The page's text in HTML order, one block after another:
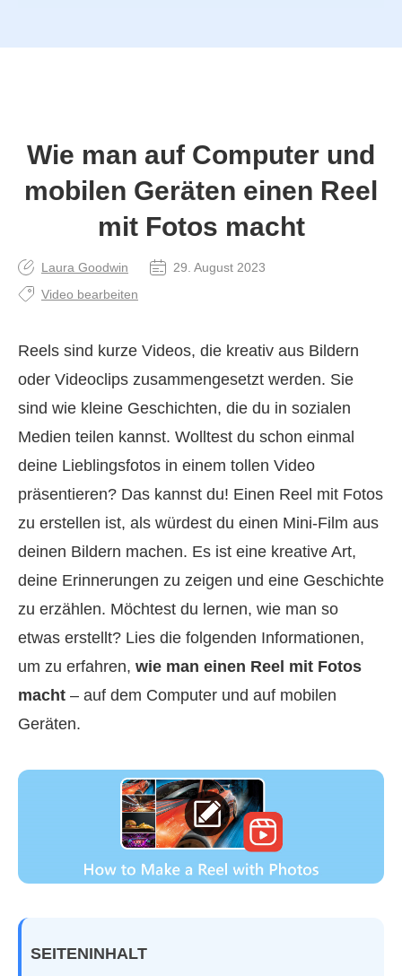
Wie man auf Computer und
mobilen Geräten einen Reel
mit Fotos macht
Laura Goodwin
29. August 2023
Video bearbeiten
Reels sind kurze Videos, die kreativ aus Bildern
oder Videoclips zusammengesetzt werden. Sie
sind wie kleine Geschichten, die du in sozialen
Medien teilen kannst. Wolltest du schon einmal
deine Lieblingsfotos in einem tollen Video
präsentieren? Das kannst du! Einen Reel mit Fotos
zu erstellen ist, als würdest du einen Mini‑Film aus
deinen Bildern machen. Es ist eine kreative Art,
deine Erinnerungen zu zeigen und eine Geschichte
zu erzählen. Möchtest du lernen, wie man so
etwas erstellt? Lies die folgenden Informationen,
um zu erfahren, wie man einen Reel mit Fotos
macht – auf dem Computer und auf mobilen
Geräten.
SEITENINHALT